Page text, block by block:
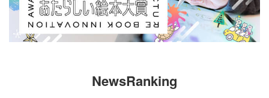
NewsRanking